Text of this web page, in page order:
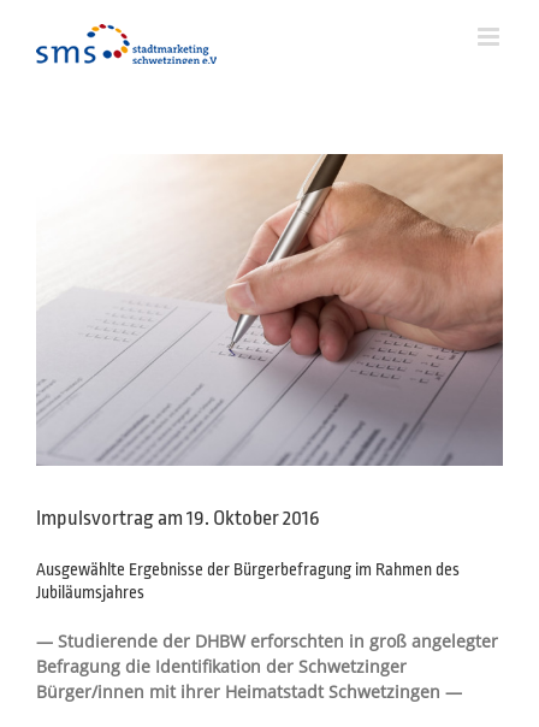
springen
Impulsvortrag am 19. Oktober 2016
Ausgewählte Ergebnisse der Bürgerbefragung im Rahmen des
Jubiläumsjahres
— Studierende der DHBW erforschten in groß angelegter
Befragung die Identifikation der Schwetzinger
Bürger/innen mit ihrer Heimatstadt Schwetzingen —